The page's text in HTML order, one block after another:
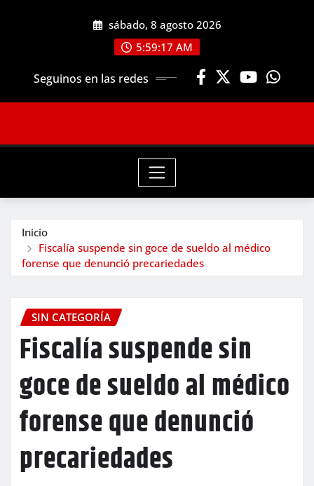
sábado, 8 agosto 2026
5:59:19 AM
Seguinos en las redes
Inicio
Fiscalía suspende sin goce de sueldo al médico
forense que denunció precariedades
SIN CATEGORÍA
Fiscalía suspende sin
goce de sueldo al médico
forense que denunció
precariedades